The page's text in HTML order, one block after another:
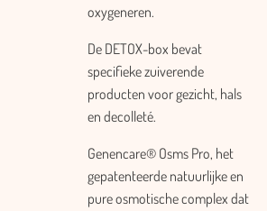
oxygeneren.
De DETOX-box bevat
specifieke zuiverende
producten voor gezicht, hals
en decolleté.
Genencare® Osms Pro, het
gepatenteerde natuurlijke en
pure osmotische complex dat